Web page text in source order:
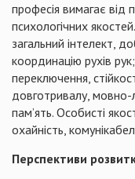
професія вимагає від
психологічних
загальний інтелект,
координацію рухів
переключення,
довготривалу, мовно-
пам’ять. Особисті
охайність,
Перспективи